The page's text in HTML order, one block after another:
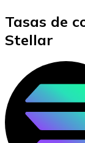
XRP
XRP
Tasas de
Stellar